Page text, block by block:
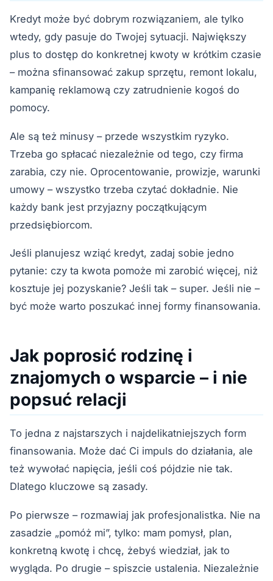
Kredyt może być dobrym rozwiązaniem, ale tylko
wtedy, gdy pasuje do Twojej sytuacji. Największy
plus to dostęp do konkretnej kwoty w krótkim czasie
– można sfinansować zakup sprzętu, remont lokalu,
kampanię reklamową czy zatrudnienie kogoś do
pomocy.
Ale są też minusy – przede wszystkim ryzyko.
Trzeba go spłacać niezależnie od tego, czy firma
zarabia, czy nie. Oprocentowanie, prowizje, warunki
umowy – wszystko trzeba czytać dokładnie. Nie
każdy bank jest przyjazny początkującym
przedsiębiorcom.
Jeśli planujesz wziąć kredyt, zadaj sobie jedno
pytanie: czy ta kwota pomoże mi zarobić więcej, niż
kosztuje jej pozyskanie? Jeśli tak – super. Jeśli nie –
być może warto poszukać innej formy finansowania.
Jak poprosić rodzinę i
znajomych o wsparcie – i nie
popsuć relacji
To jedna z najstarszych i najdelikatniejszych form
finansowania. Może dać Ci impuls do działania, ale
też wywołać napięcia, jeśli coś pójdzie nie tak.
Dlatego kluczowe są zasady.
Po pierwsze – rozmawiaj jak profesjonalistka. Nie na
zasadzie „pomóż mi”, tylko: mam pomysł, plan,
konkretną kwotę i chcę, żebyś wiedział, jak to
wygląda. Po drugie – spiszcie ustalenia. Niezależnie